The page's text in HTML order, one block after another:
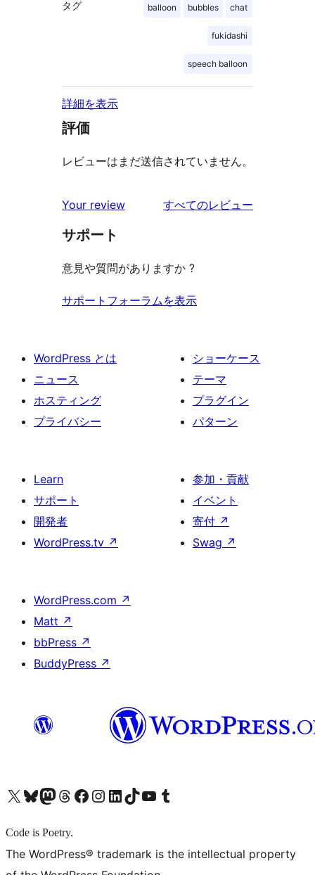
タグ balloon bubbles chat
fukidashi
speech balloon
詳細を表示
評価
レビューはまだ送信されていません。
Your review すべてのレビュー
サポート
意見や質問がありますか ?
サポートフォーラムを表示
WordPress とは
ニュース
ホスティング
プライバシー
ショーケース
テーマ
プラグイン
パターン
Learn
サポート
開発者
WordPress.tv ↗
参加・貢献
イベント
寄付 ↗
Swag ↗
WordPress.com ↗
Matt ↗
bbPress ↗
BuddyPress ↗
X (旧 Twitter) アカウントへBluesky アカウントへMastodon アカウントへThreads アカウントへ Facebook ページへInstagram アカウントへ LinkedIn アカウントへTikTok アカウントへYouTube チャンネルへ Tumblr アカウントへ
Code is Poetry.
The WordPress® trademark is the intellectual property